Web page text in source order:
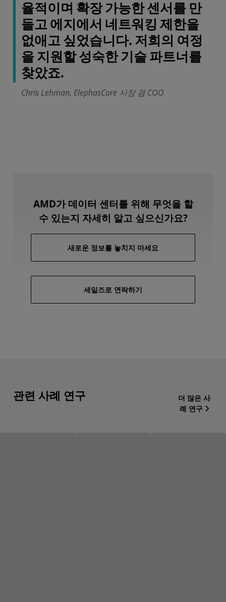
율적이며 확장 가능한 센서를 만
들고 에지에서 네트워킹 제한을
없애고 싶었습니다. 저희의 여정
을 지원할 성숙한 기술 파트너를
찾았죠.
Chris Lehman, ElephasCare 사장 겸 COO
AMD가 데이터 센터를 위해 무엇을 할
수 있는지 자세히 알고 싶으신가요?
새로운 정보를 놓치지 마세요
세일즈로 연락하기
관련 사례 연구
더 많은 사
례 연구